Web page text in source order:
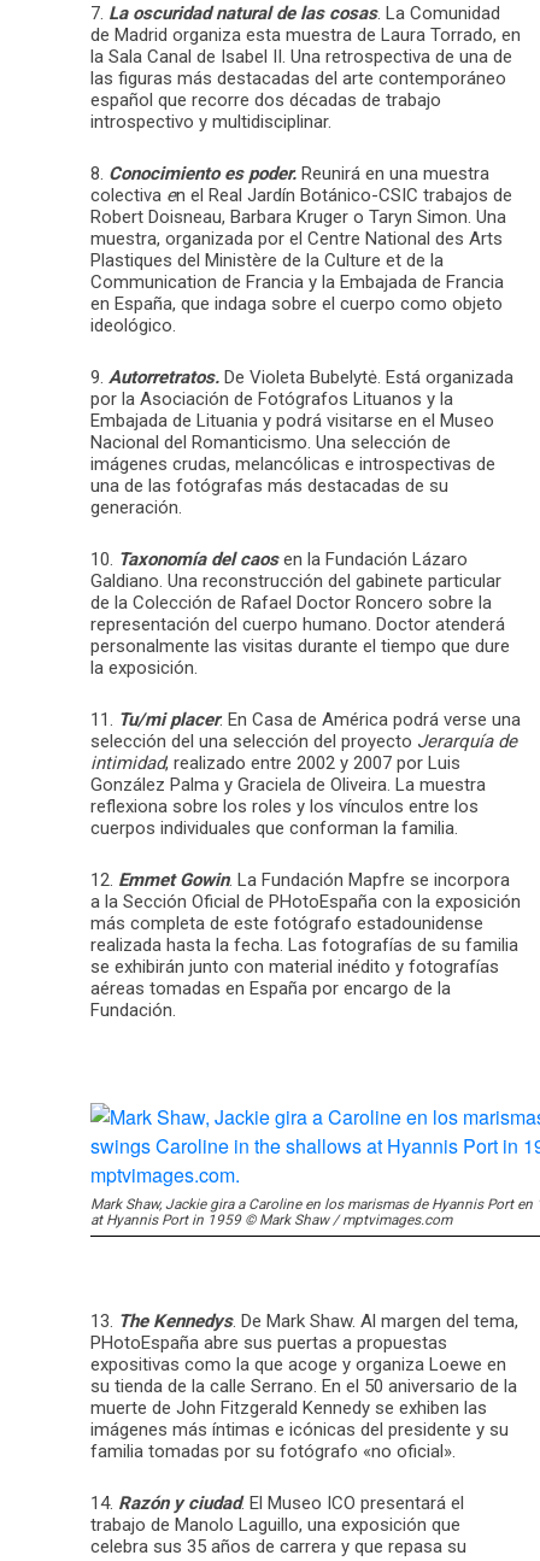
7. La oscuridad natural de las cosas. La Comunidad
de Madrid organiza esta muestra de Laura Torrado, en
la Sala Canal de Isabel II. Una retrospectiva de una de
las figuras más destacadas del arte contemporáneo
español que recorre dos décadas de trabajo
introspectivo y multidisciplinar.
8. Conocimiento es poder. Reunirá en una muestra
colectiva en el Real Jardín Botánico-CSIC trabajos de
Robert Doisneau, Barbara Kruger o Taryn Simon. Una
muestra, organizada por el Centre National des Arts
Plastiques del Ministère de la Culture et de la
Communication de Francia y la Embajada de Francia
en España, que indaga sobre el cuerpo como objeto
ideológico.
9. Autorretratos. De Violeta Bubelytė. Está organizada
por la Asociación de Fotógrafos Lituanos y la
Embajada de Lituania y podrá visitarse en el Museo
Nacional del Romanticismo. Una selección de
imágenes crudas, melancólicas e introspectivas de
una de las fotógrafas más destacadas de su
generación.
10. Taxonomía del caosen la Fundación Lázaro
Galdiano. Una reconstrucción del gabinete particular
de la Colección de Rafael Doctor Roncero sobre la
representación del cuerpo humano. Doctor atenderá
personalmente las visitas durante el tiempo que dure
la exposición.
11. Tu/mi placer. En Casa de América podrá verse una
selección del una selección del proyecto Jerarquía de
intimidad, realizado entre 2002 y 2007 por Luis
González Palma y Graciela de Oliveira. La muestra
reflexiona sobre los roles y los vínculos entre los
cuerpos individuales que conforman la familia.
12. Emmet Gowin. La Fundación Mapfre se incorpora
a la Sección Oficial de PHotoEspaña con la exposición
más completa de este fotógrafo estadounidense
realizada hasta la fecha. Las fotografías de su familia
se exhibirán junto con material inédito y fotografías
aéreas tomadas en España por encargo de la
Fundación.
Mark Shaw, Jackie gira a Caroline en los marismas de Hyannis Port
at Hyannis Port in 1959 © Mark Shaw / mptvimages.com
13. The Kennedys. De Mark Shaw. Al margen del tema,
PHotoEspaña abre sus puertas a propuestas
expositivas como la que acoge y organiza Loewe en
su tienda de la calle Serrano. En el 50 aniversario de la
muerte de John Fitzgerald Kennedy se exhiben las
imágenes más íntimas e icónicas del presidente y su
familia tomadas por su fotógrafo «no oficial».
14. Razón y ciudad. El Museo ICO presentará el
trabajo de Manolo Laguillo, una exposición que
celebra sus 35 años de carrera y que repasa su